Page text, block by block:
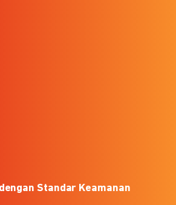
Standar Keamanan